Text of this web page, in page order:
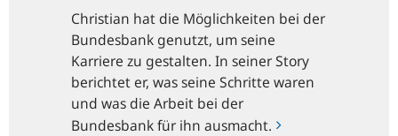
Christian hat die Möglichkeiten bei der
Bundesbank genutzt, um seine
Karriere zu gestalten. In seiner Story
berichtet er, was seine Schritte waren
und was die Arbeit bei der
Bundesbank für ihn ausmacht.